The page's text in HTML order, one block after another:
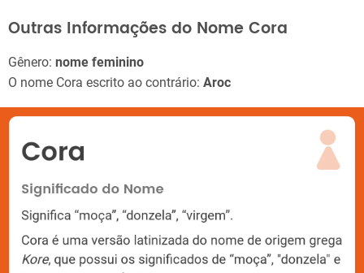
Outras Informações do Nome Cora
Gênero: nome feminino
O nome Cora escrito ao contrário: Aroc